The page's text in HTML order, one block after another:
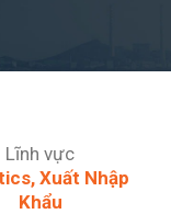
Lĩnh vực
Xuất Nhập
Khẩu